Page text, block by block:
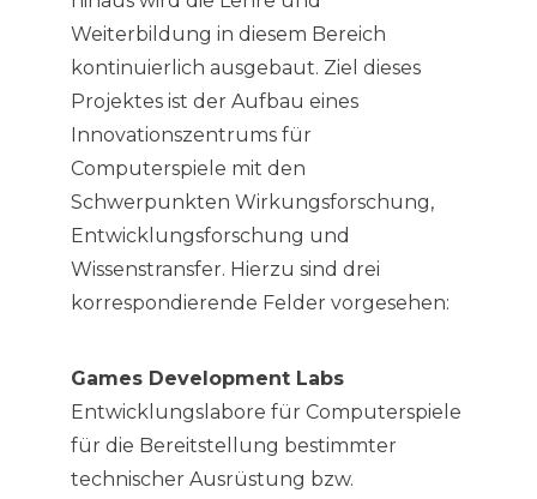
Weiterbildung in diesem Bereich
kontinuierlich ausgebaut. Ziel dieses
Projektes ist der Aufbau eines
Innovationszentrums für
Computerspiele mit den
Schwerpunkten Wirkungsforschung,
Entwicklungsforschung und
Wissenstransfer. Hierzu sind drei
korrespondierende Felder vorgesehen:
Games Development Labs
Entwicklungslabore für Computerspiele
für die Bereitstellung bestimmter
technischer Ausrüstung bzw.